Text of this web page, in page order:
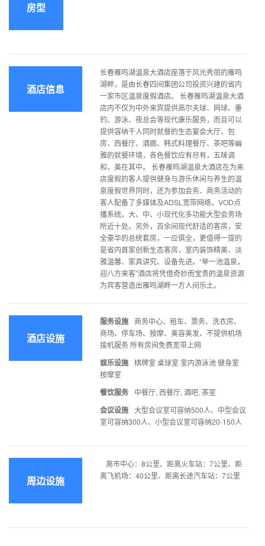
房型
酒店信息
长春雁鸣湖温泉大酒店座落于风光秀丽的雁鸣
湖畔，是由长春四间集团公司投资兴建的省内
一家市区温泉度假酒店。 长春雁鸣湖温泉大酒
店内不仅为中外来宾提供高尔夫球、网球、垂
钓、游泳、夜总会等现代康乐服务，而且可以
提供容纳千人同时就餐的生态宴会大厅、包
房、西餐厅、酒廊、韩式料理餐厅、茶吧等幽
雅的就餐环境，各色餐饮应有尽有，五味调
和，美在其中。 长春雁鸣湖温泉大酒店在为来
店度假的客人提供健身与游乐休闲与养生的温
泉度假世界同时，还为参加会务、商务活动的
客人配备了多媒体及ADSL宽带网络，VOD点
播系统。大、中、小现代化多功能大型会务场
所近十处。另外，百余间现代舒适的客房，安
全豪华的总统套房，一应俱全，更值得一提的
是省内首家创新生态客房，室内装饰精美、淡
雅温馨、家具讲究、设备先进。“举一池温泉，
迎八方来客”酒店将凭借奇妙而宝贵的温泉资源
为宾客营造出雁鸣湖畔一方人间乐土。
酒店设施
服务设施 商务中心、租车、票务、洗衣房、
商场、停车场、按摩、美容美发、不提供机场
接机服务 所有房间免费宽带上网
娱乐设施 棋牌室 桌球室 室内游泳池 健身室
按摩室
餐饮服务 中餐厅, 西餐厅, 酒吧, 茶室
会议设施 大型会议室可容纳500人、中型会议
室可容纳300人、小型会议室可容纳20-150人
周边设施
离市中心：8公里、距离火车站：7公里、距
离飞机场：40公里、距离长途汽车站：7公里